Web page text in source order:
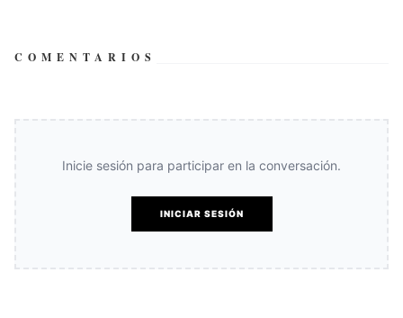
COMENTARIOS
Inicie sesión para participar en la conversación.
INICIAR SESIÓN